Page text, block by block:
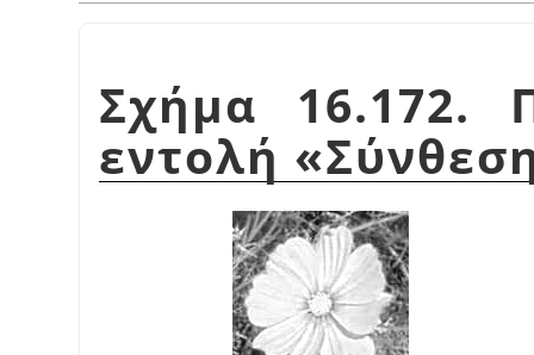
Σχήμα 16.172.
εντολή «